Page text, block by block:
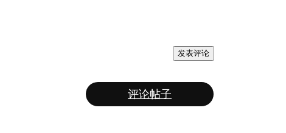
发表评论
评论帖子